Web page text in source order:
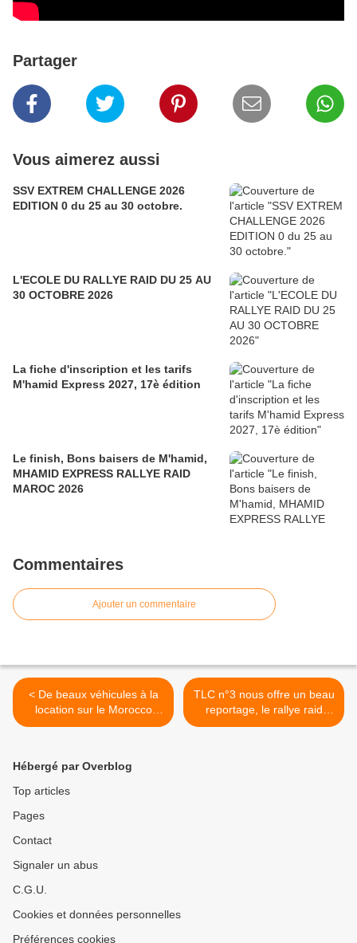
Partager
Vous aimerez aussi
SSV EXTREM CHALLENGE 2026
EDITION 0 du 25 au 30 octobre.
L'ECOLE DU RALLYE RAID DU 25 AU
30 OCTOBRE 2026
La fiche d'inscription et les tarifs
M'hamid Express 2027, 17è édition
Le finish, Bons baisers de M'hamid,
MHAMID EXPRESS RALLYE RAID
MAROC 2026
Commentaires
Ajouter un commentaire
< De beaux véhicules à la
location sur le Morocco
Sand Express notre
TLC n°3 nous offre un beau
reportage, le rallye raid
maroc M'hamid Express
Hébergé par Overblog
Top articles
Pages
Contact
Signaler un abus
C.G.U.
Cookies et données personnelles
Préférences cookies